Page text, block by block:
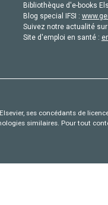
Bibliothèque d'e-books
Blog special IFSI :
Suivez notre actualité
Site d'emploi en santé :
ses concédants de
similaires. Pour tout